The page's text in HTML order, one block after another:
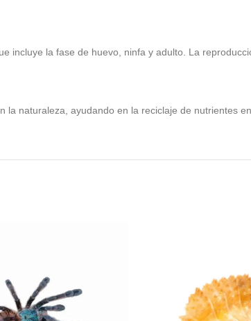
incluye la fase de huevo, ninfa y adulto. La
naturaleza, ayudando en la reciclaje de nutrientes